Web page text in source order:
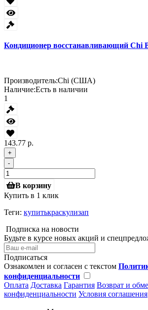
Кондиционер восстанавливающий Chi
Производитель:Chi (США)
Наличие:Есть в наличии
1
143.77 р.
+
-
В корзину
Купить в 1 клик
Теги: купитькраскулизап
Подписка на новости
Будьте в курсе новых акций и
Подписаться
Ознакомлен и согласен с текстом
конфиденциальности
Оплата Доставка Гарантия Возврат и
конфиденциальности Условия соглашения